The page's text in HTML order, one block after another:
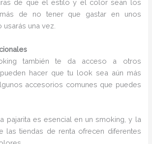
de que el estilo y el color sean los
de no tener que gastar en unos
una vez.
también te da acceso a otros
hacer que tu look sea aún más
accesorios comunes que puedes
pajarita es esencial en un smoking, y la
las tiendas de renta ofrecen diferentes